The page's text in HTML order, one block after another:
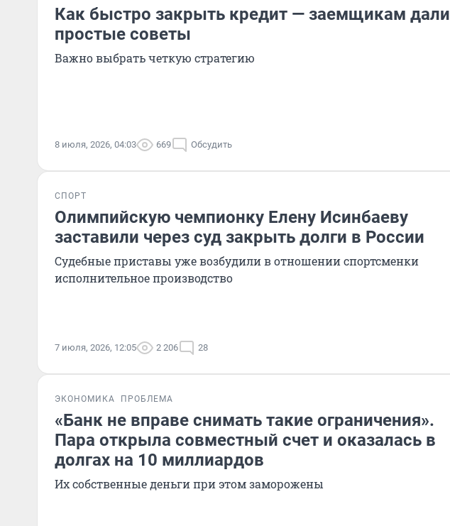
Как быстро закрыть кредит — заемщикам дали
простые советы
Важно выбрать четкую стратегию
8 июля, 2026, 04:03 669 Обсудить
СПОРТ
Олимпийскую чемпионку Елену Исинбаеву
заставили через суд закрыть долги в России
Судебные приставы уже возбудили в отношении спортсменки
исполнительное производство
7 июля, 2026, 12:05 2 206 28
ЭКОНОМИКА ПРОБЛЕМА
«Банк не вправе снимать такие ограничения».
Пара открыла совместный счет и оказалась в
долгах на 10 миллиардов
Их собственные деньги при этом заморожены